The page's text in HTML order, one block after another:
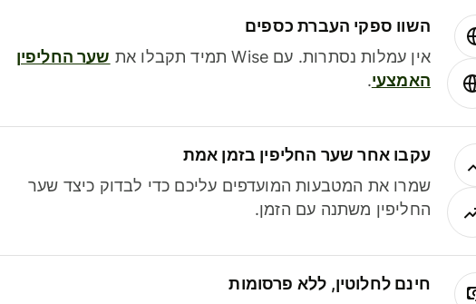
השוו ספקי העברת כספים
אין עמלות נסתרות. עם Wise תמיד תקבלו את
שער החליפין
האמצעי.
עקבו אחר שער החליפין בזמן אמת
שמרו את המטבעות המועדפים עליכם כדי לבדוק כיצד שער
החליפין משתנה עם הזמן.
חינם לחלוטין, ללא פרסומות